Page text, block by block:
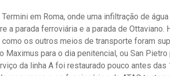
em Roma, onde uma infiltração de
a parada ferroviária e a parada de Ottaviano.
os outros meios de transporte foram
Maximus para o dia penitencial, ou San
da linha A foi restaurado pouco antes das